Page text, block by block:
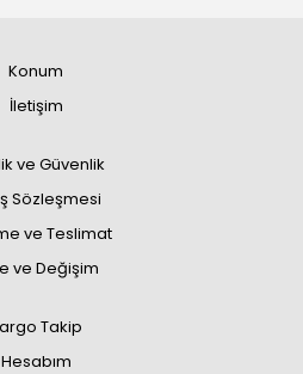
Konum
İletişim
ve Güvenlik
Sözleşmesi
ve Teslimat
ve Değişim
Takip
Hesabım